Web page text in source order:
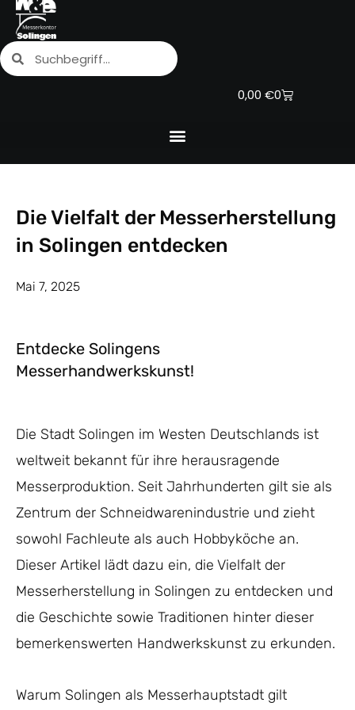
Zum
Inhalt
springen
SucheSuche
0,00 €0
Warenkorb
Die Vielfalt der Messerherstellung
in Solingen entdecken
Mai 7, 2025
Entdecke Solingens
Messerhandwerkskunst!
Die Stadt Solingen im Westen Deutschlands ist
weltweit bekannt für ihre herausragende
Messerproduktion. Seit Jahrhunderten gilt sie als
Zentrum der Schneidwarenindustrie und zieht
sowohl Fachleute als auch Hobbyköche an.
Dieser Artikel lädt dazu ein, die Vielfalt der
Messerherstellung in Solingen zu entdecken und
die Geschichte sowie Traditionen hinter dieser
bemerkenswerten Handwerkskunst zu erkunden.
Warum Solingen als Messerhauptstadt gilt